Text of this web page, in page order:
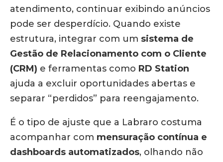
atendimento, continuar exibindo anúncios
pode ser desperdício. Quando existe
estrutura, integrar com um sistema de
Gestão de Relacionamento com o Cliente
(CRM) e ferramentas como RD Station
ajuda a excluir oportunidades abertas e
separar “perdidos” para reengajamento.
É o tipo de ajuste que a Labraro costuma
acompanhar com mensuração contínua e
dashboards automatizados, olhando não